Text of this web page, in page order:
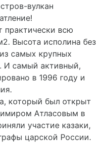
вулкан
практически всю
Высота исполина без
самых крупных
И самый активный,
в 1996 году и
который был открыт
Атласовым в
участие казаки,
царской России.